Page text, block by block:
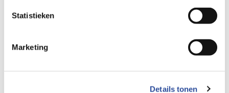
Statistieken
Marketing
Details tonen
webshop mag verkopen.
⁠Verantwoorde zorg, ⁠ook online.